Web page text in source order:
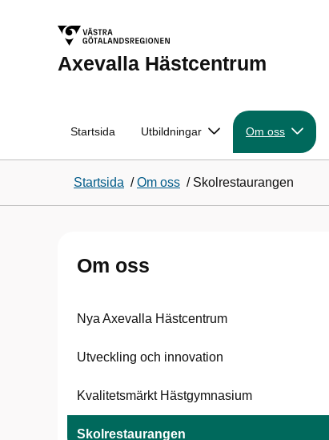
Axevalla Hästcentrum
Startsida Utbildningar Om oss
Startsida /Om oss / Skolrestaurangen
Om oss
Nya Axevalla Hästcentrum
Utveckling och innovation
Kvalitetsmärkt Hästgymnasium
Skolrestaurangen